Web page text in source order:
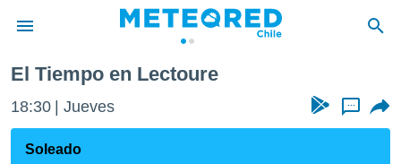
de
por
El Tiempo en Lectoure
18:30 Jueves ...
Soleado